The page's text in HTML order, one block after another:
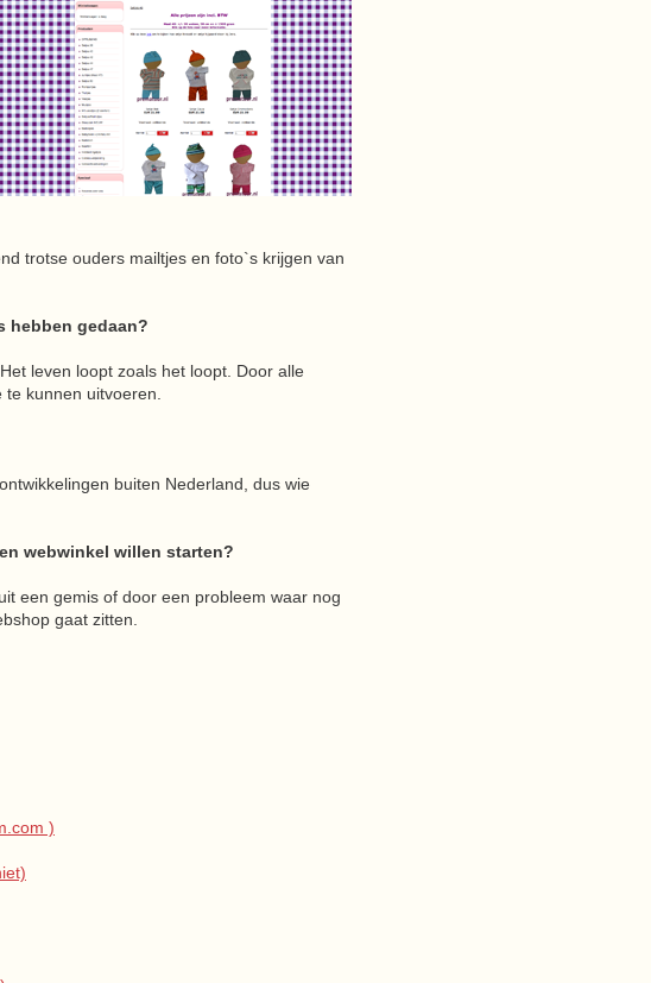
trotse ouders mailtjes en foto`s krijgen van
hebben gedaan?
leven loopt zoals het loopt. Door alle
te kunnen uitvoeren.
buiten Nederland, dus wie
webwinkel willen starten?
een gemis of door een probleem waar nog
gaat zitten.
)